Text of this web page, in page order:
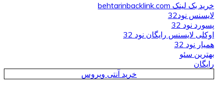
خرید بک لینک behtarinbacklink.com
لایسنس نود32
پسورد نود 32
اوکلی لایسنس رایگان نود 32
همیار نود 32
بهترین سئو
رایگان
خرید آنتی ویروس